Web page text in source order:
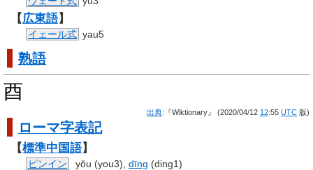
【広東語】
イェール式 yau5
熟語
酉
出典:『Wiktionary』 (2020/04/12 12:55 UTC 版)
ローマ字表記
【標準中国語】
ピンイン yǒu (you3), dīng (ding1)